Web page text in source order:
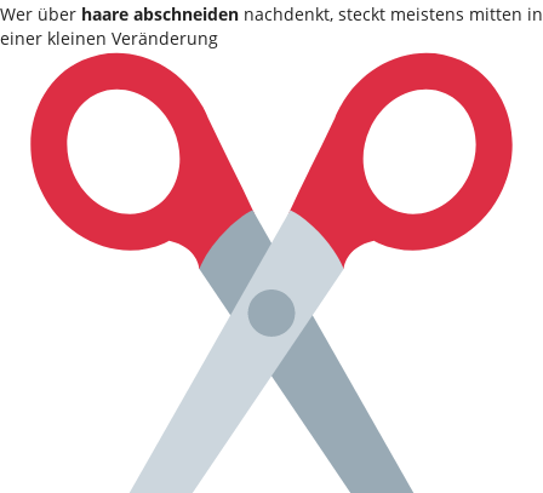
Wer über haare abschneiden nachdenkt, steckt meistens mitten in
einer kleinen Veränderung